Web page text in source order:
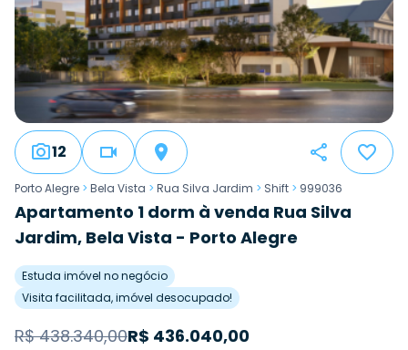
12
Porto Alegre > Bela Vista > Rua Silva Jardim > Shift > 999036
Apartamento 1 dorm à venda Rua Silva
Jardim, Bela Vista - Porto Alegre
Estuda imóvel no negócio
Visita facilitada, imóvel desocupado!
R$438.340,00R$ 436.040,00